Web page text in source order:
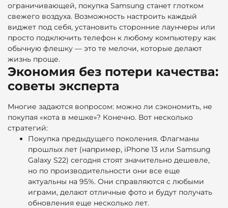
ограничивающей, покупка Samsung станет глотком
свежего воздуха. Возможность настроить каждый
виджет под себя, установить сторонние лаунчеры или
просто подключить телефон к любому компьютеру как
обычную флешку — это те мелочи, которые делают
жизнь проще.
Экономия без потери качества:
советы эксперта
Многие задаются вопросом: можно ли сэкономить, не
покупая «кота в мешке»? Конечно. Вот несколько
стратегий:
Покупка предыдущего поколения. Флагманы
прошлых лет (например, iPhone 13 или Samsung
Galaxy S22) сегодня стоят значительно дешевле,
но по производительности они все еще
актуальны на 95%. Они справляются с любыми
играми, делают отличные фото и будут получать
обновления еще несколько лет.